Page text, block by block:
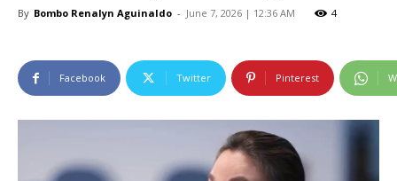
By Bombo Renalyn Aguinaldo - June 7, 2026 | 12:36 AM 4
Facebook Twitter Pinterest